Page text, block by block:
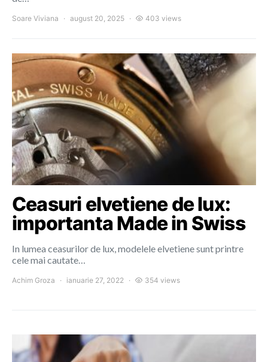
Soare Viviana august 20, 2025 403 views
Ceasuri elvetiene de lux:
importanta Made in Swiss
In lumea ceasurilor de lux, modelele elvetiene sunt printre
cele mai cautate…
Achim Groza ianuarie 27, 2022 354 views